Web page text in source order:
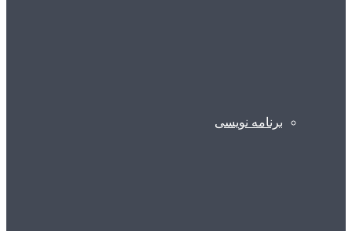
برنامه نویسی